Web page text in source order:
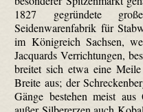
1827 gegründete
Seidenwarenfabrik für
im Königreich Sachsen,
Jacquards Verrichtungen,
breitet sich etwa eine
Breite aus; der
Gänge bestehen meist